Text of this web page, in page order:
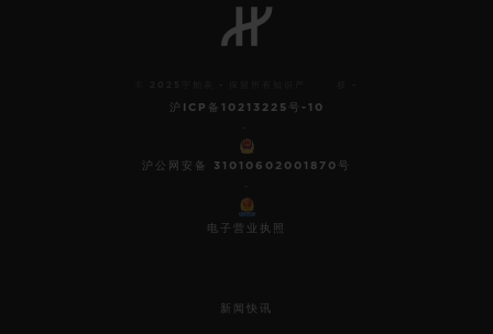
沪ICP备10213225号-10
沪公网安备 31010602001870号
电子营业执照
新闻快讯